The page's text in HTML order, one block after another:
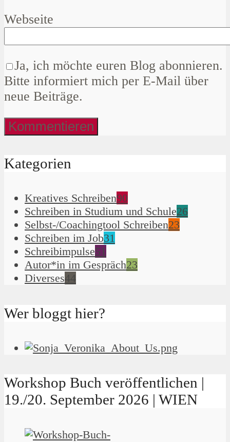
Webseite
Ja, ich möchte euren Blog abonnieren.
Bitte informiert mich per E-Mail über
neue Beiträge.
Kategorien
Kreatives Schreiben90
Schreiben in Studium und Schule26
Selbst-/Coachingtool Schreiben23
Schreiben im Job31
Schreibimpulse51
Autor*in im Gespräch23
Diverses44
Wer bloggt hier?
Workshop Buch veröffentlichen |
19./20. September 2026 | WIEN